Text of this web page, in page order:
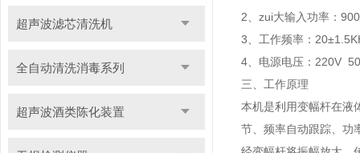
超声波滤芯清洗机
全自动清洗消毒系列
超声波酒类陈化装置
2、zui大输入功率：
3、工作频率：
4、电源电压：220V
三、工作原理
本机是利用变幅杆在液
节、频率自动跟踪、功